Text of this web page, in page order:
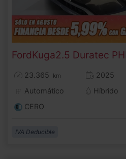
FordKuga
23.365 km
2025
Automático
Híbrido
CERO
IVA Deducible